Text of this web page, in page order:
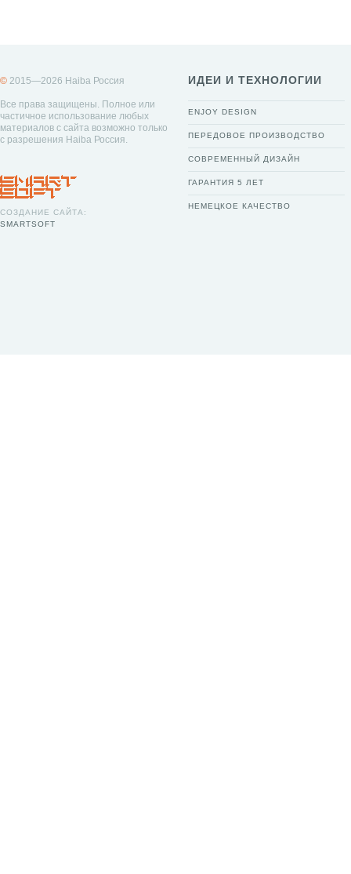
© 2015—2026 Haiba Россия
Все права защищены. Полное или
частичное использование любых
материалов с сайта возможно только
с разрешения Haiba Россия.
СОЗДАНИЕ САЙТА:
SMARTSOFT
ИДЕИ И ТЕХНОЛОГИИ
ENJOY DESIGN
ПЕРЕДОВОЕ ПРОИЗВОДСТВО
СОВРЕМЕННЫЙ ДИЗАЙН
ГАРАНТИЯ 5 ЛЕТ
НЕМЕЦКОЕ КАЧЕСТВО